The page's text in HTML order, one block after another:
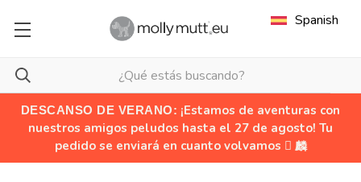
DESCANSO DE VERANO: ¡Estamos de aventuras con
nuestros amigos peludos hasta el 27 de agosto! Tu
pedido se enviará en cuanto volvamos  麟
Spanish